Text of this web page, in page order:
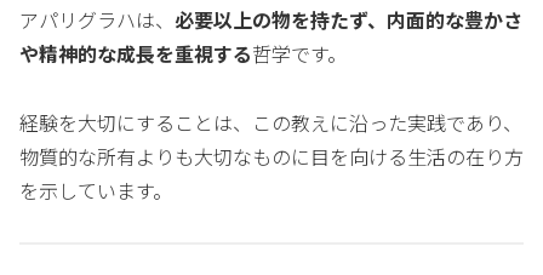
アパリグラハは、 必要以上の物を持たず、内面的な豊かさ
や精神的な成長を重視する哲学です。
経験を大切にすることは、この教えに沿った実践であり、
物質的な所有よりも大切なものに目を向ける生活の在り方
を示しています。